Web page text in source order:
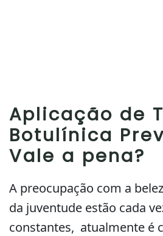
Aplicação de
Botulínica
Vale a pena?
A preocupação com a
da juventude estão cada
constantes, atualmente é